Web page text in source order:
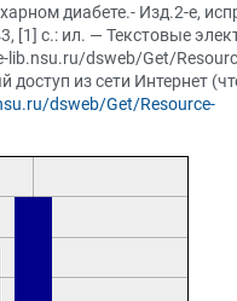
диабете.- Изд.2-е,
[1] с.: ил. — Текстовые
dsweb/Get/
из сети Интернет
dsweb/Get/Resource-